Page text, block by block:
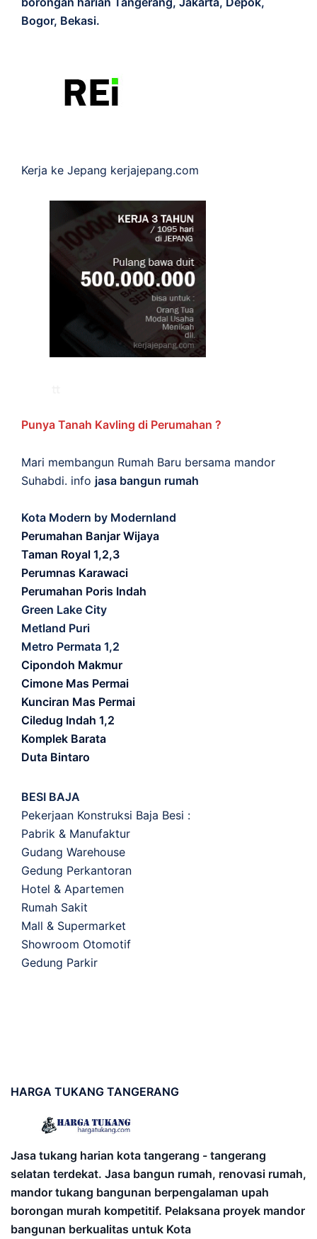
Bogor, Bekasi.
Kerja ke Jepang kerjajepang.com
Punya Tanah Kavling di Perumahan ?
Mari membangun Rumah Baru bersama mandor
Suhabdi. info jasa bangun rumah
Kota Modern by Modernland
Perumahan Banjar Wijaya
Taman Royal 1,2,3
Perumnas Karawaci
Perumahan Poris Indah
Green Lake City
Metland Puri
Metro Permata 1,2
Cipondoh Makmur
Cimone Mas Permai
Kunciran Mas Permai
Ciledug Indah 1,2
Komplek Barata
Duta Bintaro
BESI BAJA
Pekerjaan Konstruksi Baja Besi :
Pabrik & Manufaktur
Gudang Warehouse
Gedung Perkantoran
Hotel & Apartemen
Rumah Sakit
Mall & Supermarket
Showroom Otomotif
Gedung Parkir
HARGA TUKANG TANGERANG
Jasa tukang harian kota tangerang - tangerang
selatan terdekat. Jasa bangun rumah, renovasi rumah,
mandor tukang bangunan berpengalaman upah
borongan murah kompetitif. Pelaksana proyek mandor
bangunan berkualitas untuk Kota